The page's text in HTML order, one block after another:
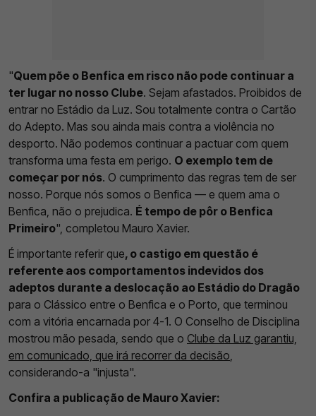
"Quem põe o Benfica em risco não pode continuar a
ter lugar no nosso Clube. Sejam afastados. Proibidos de
entrar no Estádio da Luz. Sou totalmente contra o Cartão
do Adepto. Mas sou ainda mais contra a violência no
desporto. Não podemos continuar a pactuar com quem
transforma uma festa em perigo. O exemplo tem de
começar por nós. O cumprimento das regras tem de ser
nosso. Porque nós somos o Benfica — e quem ama o
Benfica, não o prejudica. É tempo de pôr o Benfica
Primeiro", completou Mauro Xavier.
É importante referir que, o castigo em questão é
referente aos comportamentos indevidos dos
adeptos durante a deslocação ao Estádio do Dragão
para o Clássico entre o Benfica e o Porto, que terminou
com a vitória encarnada por 4-1. O Conselho de Disciplina
mostrou mão pesada, sendo que o Clube da Luz garantiu,
em comunicado, que irá recorrer da decisão,
considerando-a "injusta".
Confira a publicação de Mauro Xavier: